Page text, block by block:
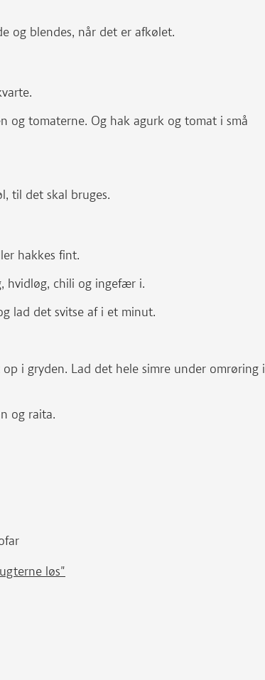
og blendes, når det er afkølet.
og tomaterne. Og hak agurk og tomat i små
til det skal bruges.
hakkes fint.
hvidløg, chili og ingefær i.
lad det svitse af i et minut.
i gryden. Lad det hele simre under omrøring i
og raita.
løs"